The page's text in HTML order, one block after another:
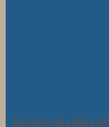
Kết nối với chúng tôi